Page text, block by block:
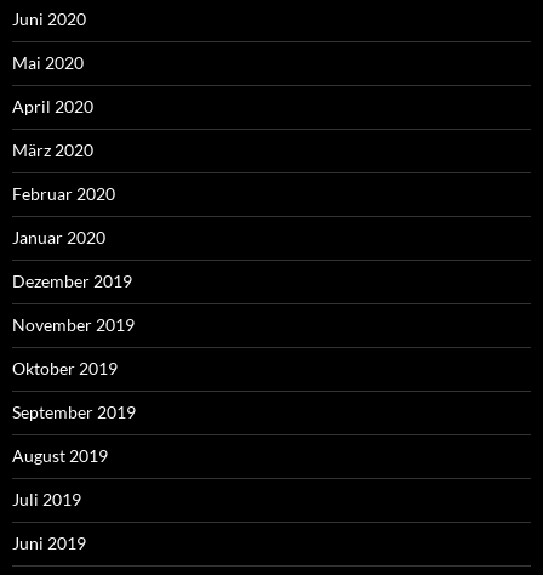
Juni 2020
Mai 2020
April 2020
März 2020
Februar 2020
Januar 2020
Dezember 2019
November 2019
Oktober 2019
September 2019
August 2019
Juli 2019
Juni 2019